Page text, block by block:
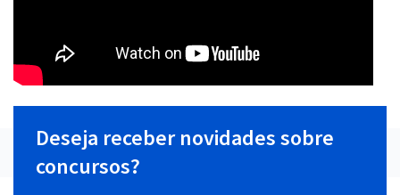
Deseja receber novidades sobre
concursos?